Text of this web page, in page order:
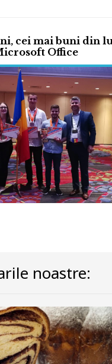
cei mai buni din
Office
noastre: